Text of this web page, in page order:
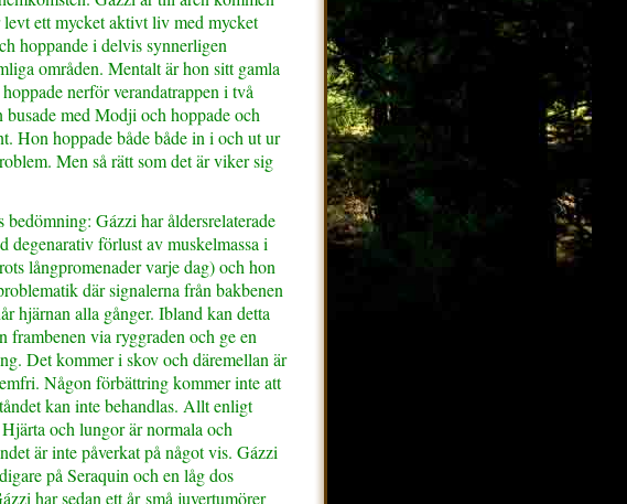
ett mycket aktivt liv med mycket
hoppande i delvis synnerligen
områden. Mentalt är hon sitt gamla
nerför verandatrappen i två
busade med Modji och hoppade och
Hon hoppade både både in i och ut ur
Men så rätt som det är viker sig
bedömning: Gázzi har åldersrelaterade
degenarativ förlust av muskelmassa i
långpromenader varje dag) och hon
där signalerna från bakbenen
hjärnan alla gånger. Ibland kan detta
frambenen via ryggraden och ge en
Det kommer i skov och däremellan är
Någon förbättring kommer inte att
kan inte behandlas. Allt enligt
och lungor är normala och
är inte påverkat på något vis. Gázzi
på Seraquin och en låg dos
har sedan ett år små juvertumörer